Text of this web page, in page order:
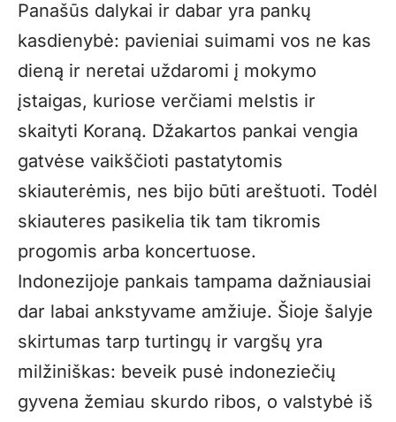
Panašūs dalykai ir dabar yra pankų
kasdienybė: pavieniai suimami vos ne kas
dieną ir neretai uždaromi į mokymo
įstaigas, kuriose verčiami melstis ir
skaityti Koraną. Džakartos pankai vengia
gatvėse vaikščioti pastatytomis
skiauterėmis, nes bijo būti areštuoti. Todėl
skiauteres pasikelia tik tam tikromis
progomis arba koncertuose.
Indonezijoje pankais tampama dažniausiai
dar labai ankstyvame amžiuje. Šioje šalyje
skirtumas tarp turtingų ir vargšų yra
milžiniškas: beveik pusė indoneziečių
gyvena žemiau skurdo ribos, o valstybė iš